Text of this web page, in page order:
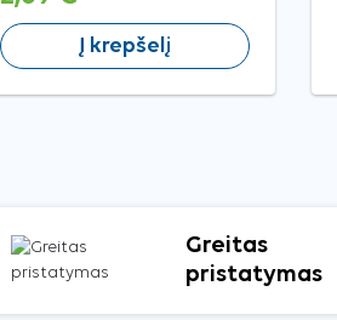
Į krepšelį
Greitas
pristatymas